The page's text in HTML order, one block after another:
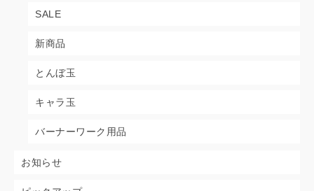
SALE
新商品
とんぼ玉
キャラ玉
バーナーワーク用品
お知らせ